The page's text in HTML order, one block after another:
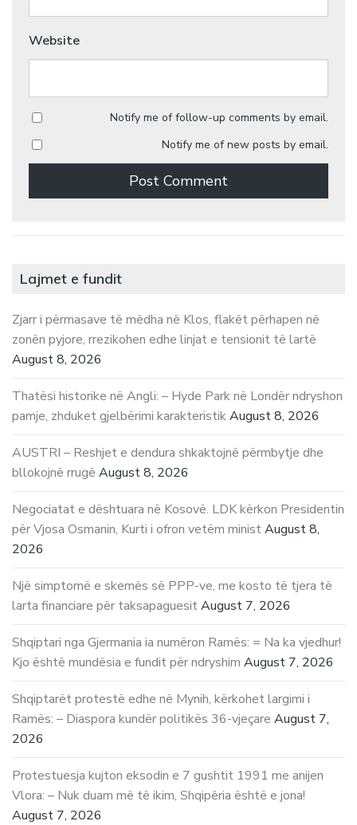
Website
Notify me of follow-up comments by email.
Notify me of new posts by email.
Lajmet e fundit
Zjarr i përmasave të mëdha në Klos, flakët përhapen në
zonën pyjore, rrezikohen edhe linjat e tensionit të lartë
August 8, 2026
Thatësi historike në Angli: – Hyde Park në Londër ndryshon
pamje, zhduket gjelbërimi karakteristikAugust 8, 2026
AUSTRI – Reshjet e dendura shkaktojnë përmbytje dhe
bllokojnë rrugë August 8, 2026
Negociatat e dështuara në Kosovë. LDK kërkon Presidentin
për Vjosa Osmanin, Kurti i ofron vetëm ministAugust 8,
2026
Një simptomë e skemës së PPP-ve, me kosto të tjera të
larta financiare për taksapaguesitAugust 7, 2026
Shqiptari nga Gjermania ia numëron Ramës: = Na ka vjedhur!
Kjo është mundësia e fundit për ndryshim August 7, 2026
Shqiptarët protestë edhe në Mynih, kërkohet largimi i
Ramës: – Diaspora kundër politikës 36-vjeçare August 7,
2026
Protestuesja kujton eksodin e 7 gushtit 1991 me anijen
Vlora: – Nuk duam më të ikim, Shqipëria është e jona!
August 7, 2026